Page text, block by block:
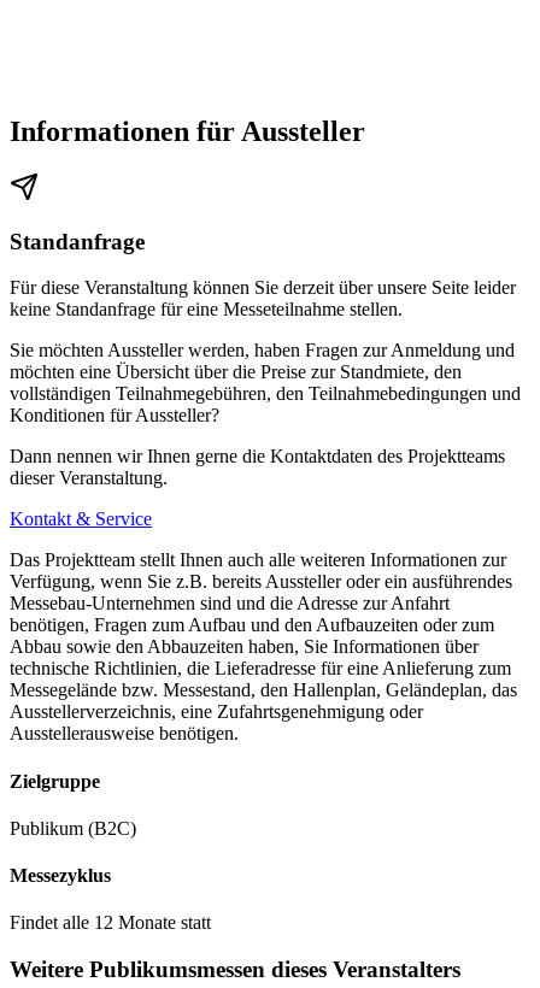
Informationen für Aussteller
Standanfrage
Für diese Veranstaltung können Sie derzeit über unsere Seite leider
keine Standanfrage für eine Messeteilnahme stellen.
Sie möchten Aussteller werden, haben Fragen zur Anmeldung und
möchten eine Übersicht über die Preise zur Standmiete, den
vollständigen Teilnahmegebühren, den Teilnahmebedingungen und
Konditionen für Aussteller?
Dann nennen wir Ihnen gerne die Kontaktdaten des Projektteams
dieser Veranstaltung.
Kontakt & Service
Das Projektteam stellt Ihnen auch alle weiteren Informationen zur
Verfügung, wenn Sie z.B. bereits Aussteller oder ein ausführendes
Messebau-Unternehmen sind und die Adresse zur Anfahrt
benötigen, Fragen zum Aufbau und den Aufbauzeiten oder zum
Abbau sowie den Abbauzeiten haben, Sie Informationen über
technische Richtlinien, die Lieferadresse für eine Anlieferung zum
Messegelände bzw. Messestand, den Hallenplan, Geländeplan, das
Ausstellerverzeichnis, eine Zufahrtsgenehmigung oder
Ausstellerausweise benötigen.
Zielgruppe
Publikum (B2C)
Messezyklus
Findet alle 12 Monate statt
Weitere Publikumsmessen dieses Veranstalters